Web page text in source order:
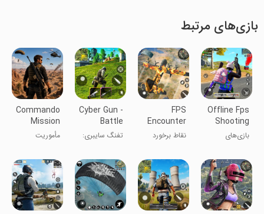
بازی‌های مرتبط
Offline Fps
Shooting
Gun Games
بازی‌های
آفلاین
FPS
Encounter
Strike: Gun
Game
نقاط برخورد
تفنگی
Cyber Gun -
Battle
Royale
تفنگ سایبری:
Commando
Mission
Battle
Ground
مأموریت
نبرد